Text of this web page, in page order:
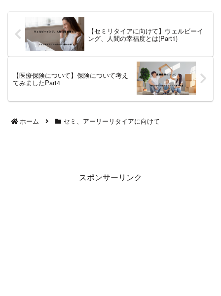
というと転職や独立をイメージし
がちですが、必ずしもそうとは...【セミリタイアに向けて】ウェルビーイ
ング、人間の幸福度とは(Part1)
【医療保険について】保険について考え
てみましたPart4
ホーム セミ、アーリーリタイアに向けて
スポンサーリンク